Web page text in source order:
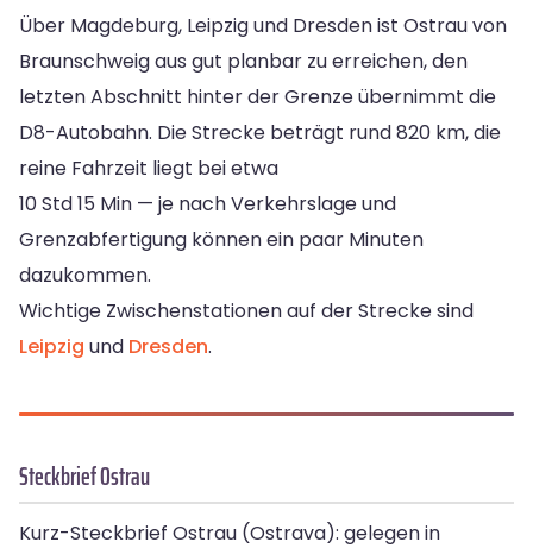
Über Magdeburg, Leipzig und Dresden ist Ostrau von
Braunschweig aus gut planbar zu erreichen, den
letzten Abschnitt hinter der Grenze übernimmt die
D8-Autobahn. Die Strecke beträgt rund 820 km, die
reine Fahrzeit liegt bei etwa
10 Std 15 Min — je nach Verkehrslage und
Grenzabfertigung können ein paar Minuten
dazukommen.
Wichtige Zwischenstationen auf der Strecke sind
Leipzig und Dresden.
Steckbrief Ostrau
Kurz-Steckbrief Ostrau (Ostrava): gelegen in